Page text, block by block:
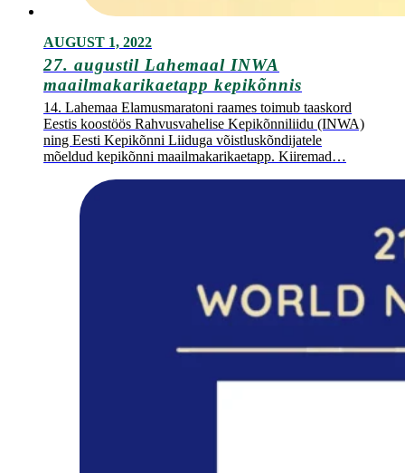
AUGUST 1, 2022
27. augustil Lahemaal INWA
maailmakarikaetapp kepikõnnis
14. Lahemaa Elamusmaratoni raames toimub taaskord
Eestis koostöös Rahvusvahelise Kepikõnniliidu (INWA)
ning Eesti Kepikõnni Liiduga võistluskõndijatele
mõeldud kepikõnni maailmakarikaetapp. Kiiremad…